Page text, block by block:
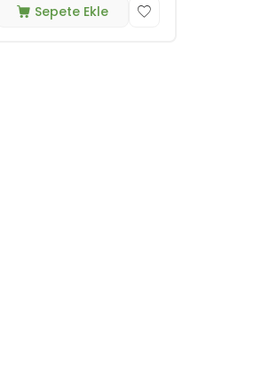
Sepete Ekle